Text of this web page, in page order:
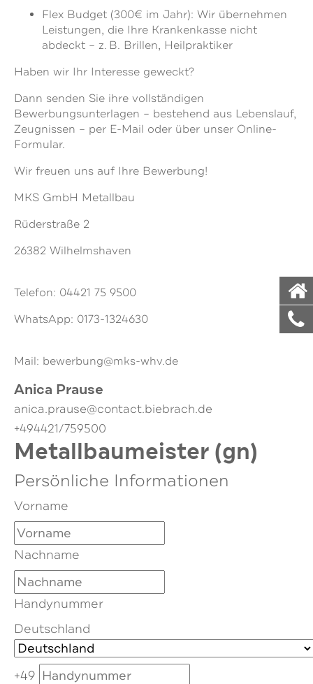
Flex Budget (300€ im Jahr): Wir übernehmen
Leistungen, die Ihre Krankenkasse nicht
abdeckt – z. B. Brillen, Heilpraktiker
Haben wir Ihr Interesse geweckt?
Dann senden Sie ihre vollständigen
Bewerbungsunterlagen – bestehend aus Lebenslauf,
Zeugnissen – per E-Mail oder über unser Online-
Formular.
Wir freuen uns auf Ihre Bewerbung!
MKS GmbH Metallbau
Rüderstraße 2
26382 Wilhelmshaven
Telefon: 04421 75 9500
WhatsApp: 0173-1324630
Mail: bewerbung@mks-whv.de
Anica Prause
anica.prause@contact.biebrach.de
+494421/759500
Metallbaumeister (gn)
Persönliche Informationen
Vorname
Nachname
Handynummer
Deutschland
+49